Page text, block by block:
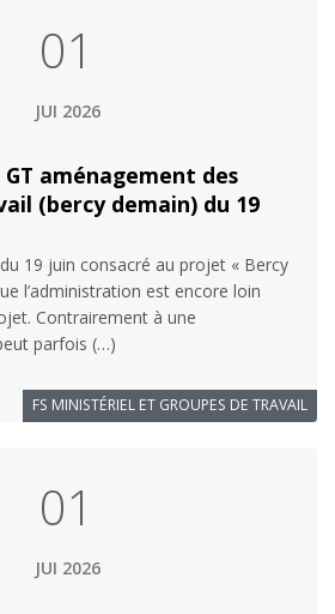
FS MINISTÉRIEL ET GROUPES DE TRAVAIL
01
JUI 2026
aménagement des
(bercy demain) du 19
19 juin consacré au projet « Bercy
l’administration est encore loin
Contrairement à une
parfois (…)
01
JUI 2026